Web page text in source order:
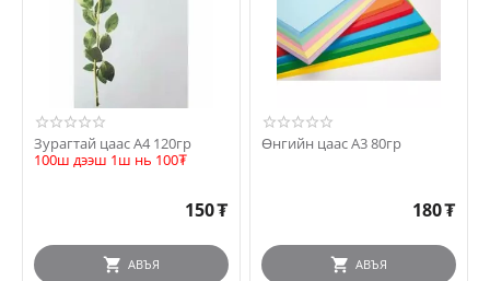
Зурагтай цаас А4 120гр
100ш дээш 1ш нь 100₮
150₮
АВЪЯ
Өнгийн цаас А3 80гр
180₮
АВЪЯ